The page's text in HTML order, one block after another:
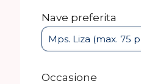
Nave preferita
Occasione